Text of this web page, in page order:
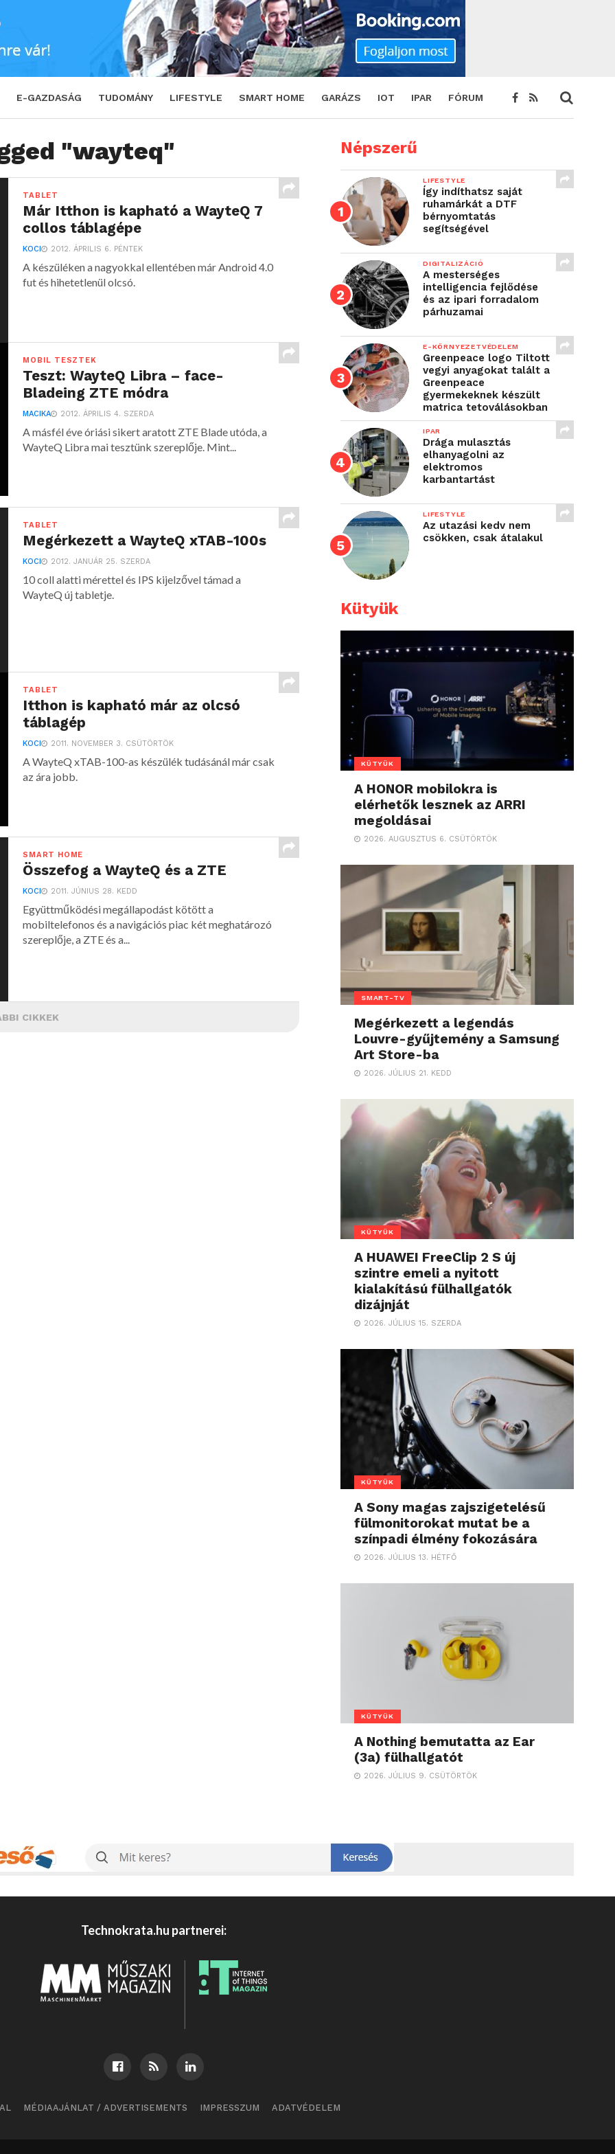
E-GAZDASÁG TUDOMÁNY LIFESTYLE SMART HOME GARÁZS IOT IPAR FÓRUM
"wayteq"
TABLET
Már Itthon is kapható a WayteQ 7
collos táblagépe
KOCI 2012. ÁPRILIS 6. PÉNTEK
A készüléken a nagyokkal ellentében már Android 4.0
fut és hihetetlenül olcsó.
MOBIL TESZTEK
Teszt: WayteQ Libra – face-
Bladeing ZTE módra
MACIKA 2012. ÁPRILIS 4. SZERDA
A másfél éve óriási sikert aratott ZTE Blade utóda, a
WayteQ Libra mai tesztünk szereplője. Mint...
TABLET
Megérkezett a WayteQ xTAB-100s
KOCI 2012. JANUÁR 25. SZERDA
10 coll alatti mérettel és IPS kijelzővel támad a
WayteQ új tabletje.
TABLET
Itthon is kapható már az olcsó
táblagép
KOCI 2011. NOVEMBER 3. CSÜTÖRTÖK
A WayteQ xTAB-100-as készülék tudásánál már csak
az ára jobb.
SMART HOME
Összefog a WayteQ és a ZTE
KOCI 2011. JÚNIUS 28. KEDD
Együttműködési megállapodást kötött a
mobiltelefonos és a navigációs piac két meghatározó
szereplője, a ZTE és a...
CIKKEK
Népszerű
LIFESTYLE
Így indíthatsz saját
ruhamárkát a DTF
bérnyomtatás
segítségével
DIGITALIZÁCIÓ
A mesterséges
intelligencia fejlődése
és az ipari forradalom
párhuzamai
E-KÖRNYEZETVÉDELEM
Greenpeace logo Tiltott
vegyi anyagokat talált a
Greenpeace
gyermekeknek készült
matrica tetoválásokban
IPAR
Drága mulasztás
elhanyagolni az
elektromos
karbantartást
LIFESTYLE
Az utazási kedv nem
csökken, csak átalakul
Kütyük
KÜTYÜK
A HONOR mobilokra is
elérhetők lesznek az ARRI
megoldásai
2026. AUGUSZTUS 6. CSÜTÖRTÖK
SMART-TV
Megérkezett a legendás
Louvre-gyűjtemény a Samsung
Art Store-ba
2026. JÚLIUS 21. KEDD
KÜTYÜK
A HUAWEI FreeClip 2 S új
szintre emeli a nyitott
kialakítású fülhallgatók
dizájnját
2026. JÚLIUS 15. SZERDA
KÜTYÜK
A Sony magas zajszigetelésű
fülmonitorokat mutat be a
színpadi élmény fokozására
2026. JÚLIUS 13. HÉTFŐ
KÜTYÜK
A Nothing bemutatta az Ear
(3a) fülhallgatót
2026. JÚLIUS 9. CSÜTÖRTÖK
Technokrata.hu partnerei:
MÉDIAAJÁNLAT / ADVERTISEMENTS IMPRESSZUM ADATVÉDELEM